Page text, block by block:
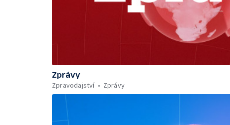
Zprávy
Zpravodajství
Zprávy